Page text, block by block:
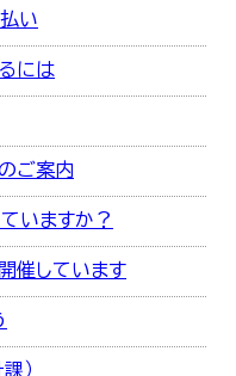
い
には
ご案内
いますか？
開催しています
）